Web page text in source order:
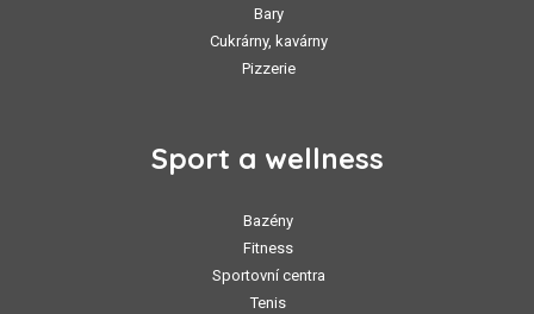
Bary
Cukrárny, kavárny
Pizzerie
Sport a wellness
Bazény
Fitness
Sportovní centra
Tenis